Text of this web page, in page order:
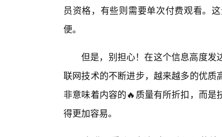
员资格，有些则需要单次付费观看。
便。
但是，别担心！在这个信息高度发
联网技术的不断进步，越来越多的优
非意味着内容的🔥质量有所折扣，而
得更加容易。